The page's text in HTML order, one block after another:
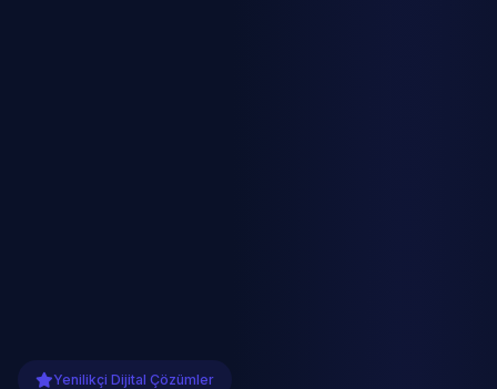
Yenilikçi Dijital Çözümler